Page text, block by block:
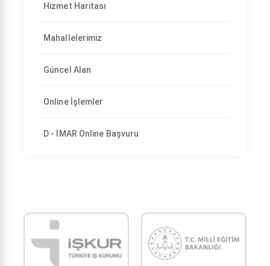
Hizmet Haritası
Mahallelerimiz
Güncel Alan
Online İşlemler
D - İMAR Online Başvuru